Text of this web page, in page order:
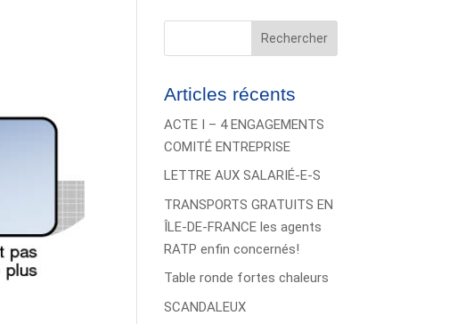
Rechercher
Articles récents
ACTE I – 4 ENGAGEMENTS
COMITÉ ENTREPRISE
LETTRE AUX SALARIÉ-E-S
TRANSPORTS GRATUITS EN
ÎLE-DE-FRANCE les agents
RATP enfin concernés!
Table ronde fortes chaleurs
SCANDALEUX